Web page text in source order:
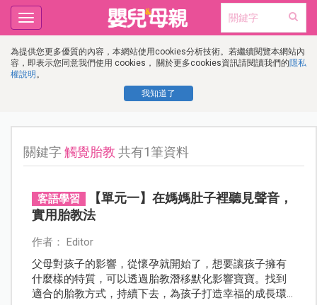
為提供您更多優質的內容，本網站使用cookies分析技術。若繼續閱覽本網站內
容，即表示您同意我們使用 cookies， 關於更多cookies資訊請閱讀我們的隱私
權說明 。
我知道了
Toggle
navigation
關鍵字觸覺胎教 共有1筆資料
客語學習
【單元一】在媽媽肚子裡聽見聲音，
實用胎教法
作者： Editor
父母對孩子的影響，從懷孕就開始了，想要讓孩子擁有
什麼樣的特質，可以透過胎教潛移默化影響寶寶。找到
適合的胎教方式，持續下去，為孩子打造幸福的成長環